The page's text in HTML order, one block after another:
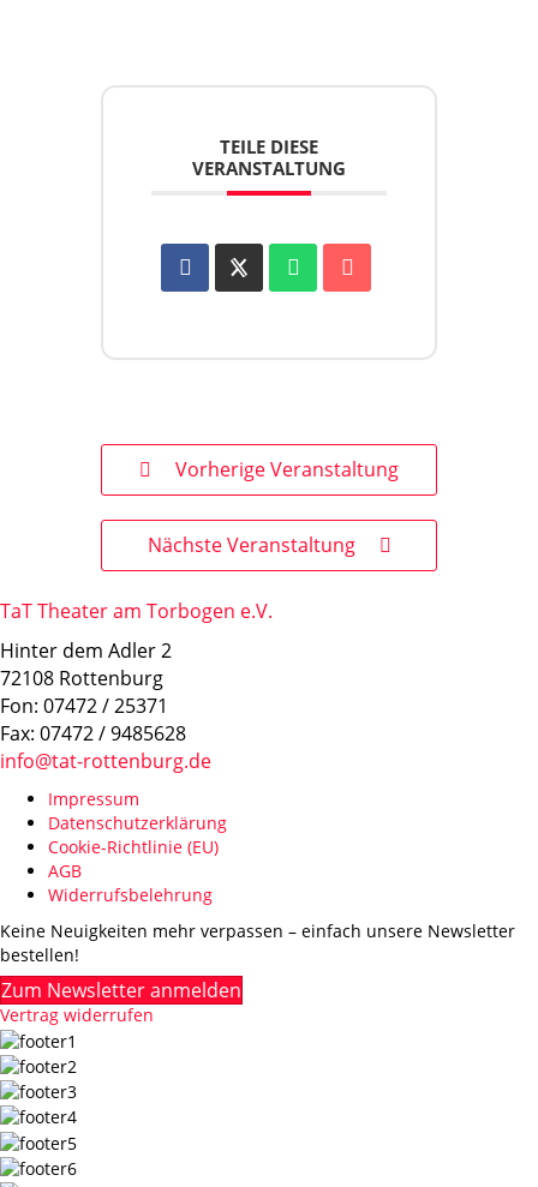
TEILE DIESE
VERANSTALTUNG
Vorherige Veranstaltung
Nächste Veranstaltung
TaT Theater am Torbogen e.V.
Hinter dem Adler 2
72108 Rottenburg
Fon: 07472 / 25371
Fax: 07472 / 9485628
info@tat-rottenburg.de
Impressum
Datenschutzerklärung
Cookie-Richtlinie (EU)
AGB
Widerrufsbelehrung
Keine Neuigkeiten mehr verpassen – einfach unsere Newsletter
bestellen!
Zum Newsletter anmelden
Vertrag widerrufen